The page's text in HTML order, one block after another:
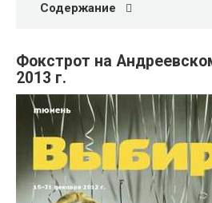
Содержание
Фокстрот на
2013 г.